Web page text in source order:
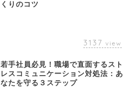
くりのコツ
3137 view
若手社員必見！職場で直面するスト
レスコミュニケーション対処法：あ
なたを守る３ステップ